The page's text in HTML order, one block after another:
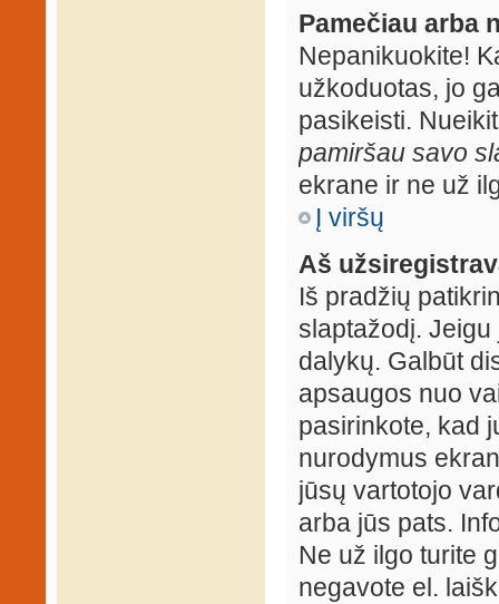
Pamečiau arba
Nepanikuokite!
užkoduotas, jo
pasikeisti.
pamiršau savo
ekrane ir ne už
Į viršų
Aš
Iš pradžių
slaptažodį.
dalykų. Galbūt
apsaugos nuo
pasirinkote, kad
nurodymus
jūsų vartotojo
arba jūs pats.
Ne už ilgo turite
negavote el.